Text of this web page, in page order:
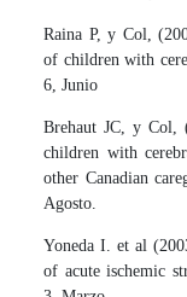
Raina P, y Col,
of children with
6, Junio
Brehaut JC, y Col,
children with
other Canadian
Agosto.
Yoneda I. et al
of acute ischemic